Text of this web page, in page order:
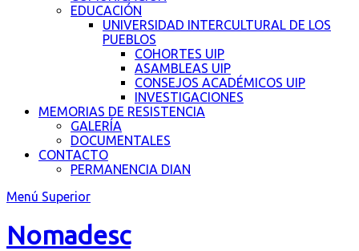
EDUCACIÓN
UNIVERSIDAD INTERCULTURAL DE LOS
PUEBLOS
COHORTES UIP
ASAMBLEAS UIP
CONSEJOS ACADÉMICOS UIP
INVESTIGACIONES
MEMORIAS DE RESISTENCIA
GALERÍA
DOCUMENTALES
CONTACTO
PERMANENCIA DIAN
Menú Superior
Nomadesc